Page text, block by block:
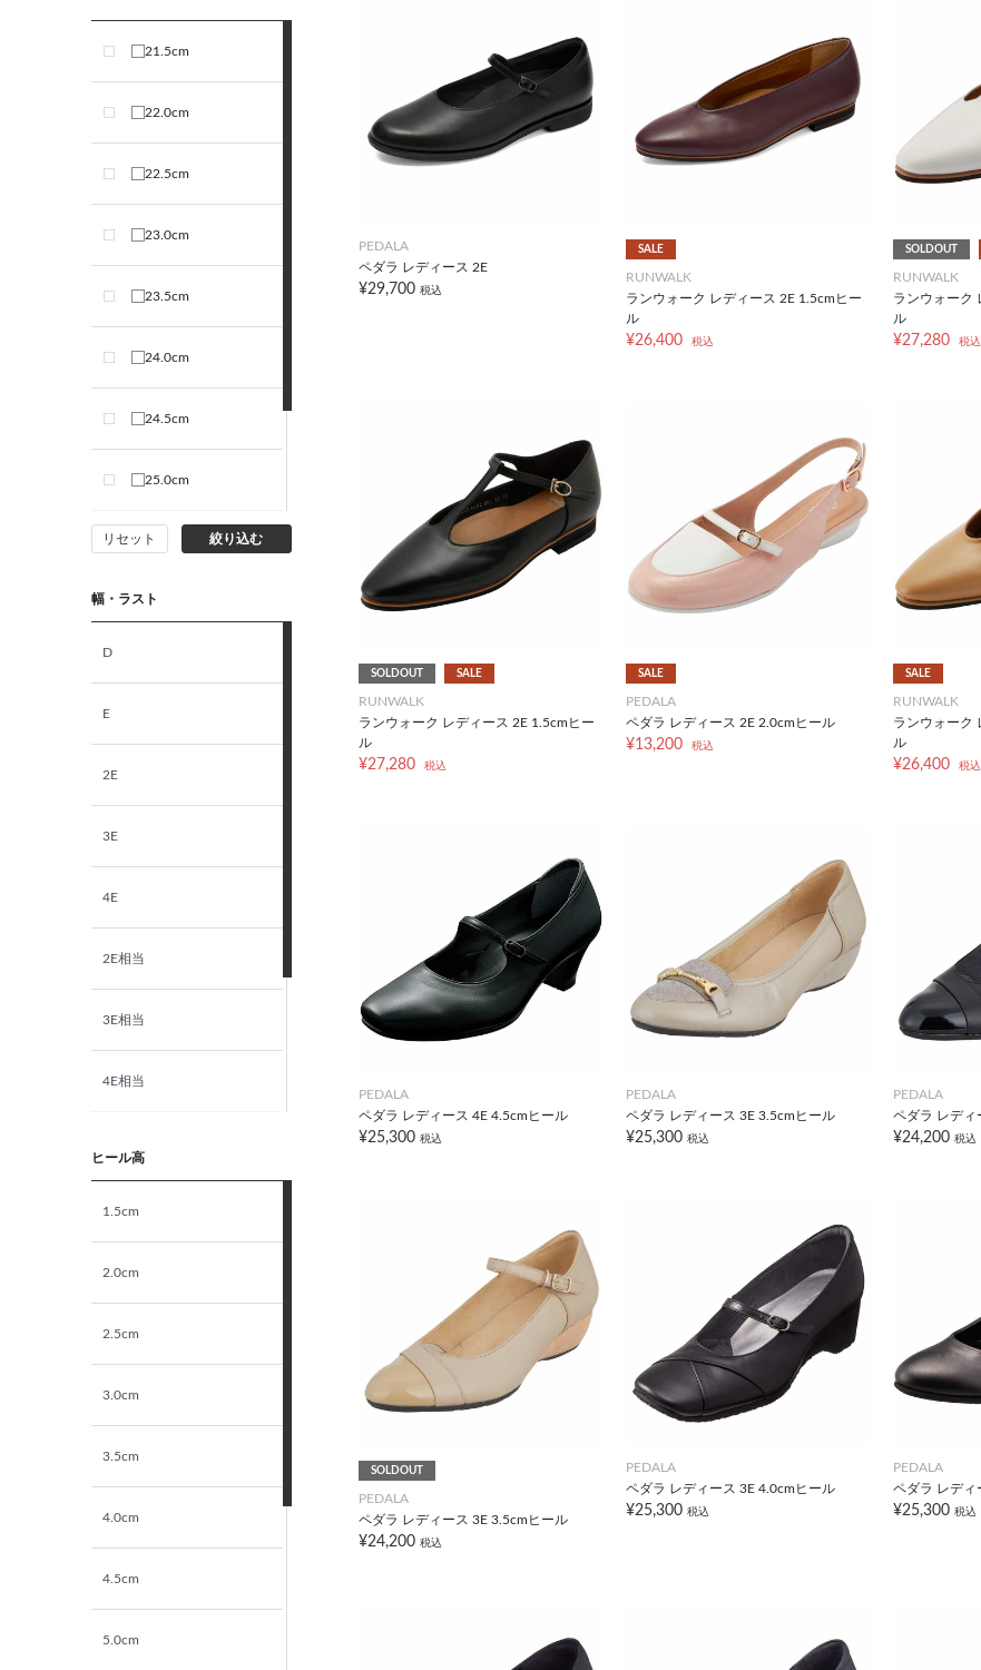
21.5cm
22.0cm
22.5cm
23.0cm
23.5cm
24.0cm
24.5cm
25.0cm
25.5cm
26.0cm
リセット 絞り込む
幅・ラスト
D
E
2E
3E
4E
2E相当
3E相当
4E相当
ヒール高
1.5cm
2.0cm
2.5cm
3.0cm
3.5cm
4.0cm
4.5cm
5.0cm
PEDALA
ペダラ レディース 2E
¥29,700 税込
SALE
RUNWALK
ランウォーク レディース 2E 1.5cmヒー
ル
¥26,400 税込
SOLDOUT
RUNWALK
ランウォーク
ル
¥27,280 税込
SOLDOUT SALE
RUNWALK
ランウォーク レディース 2E 1.5cmヒー
ル
¥27,280 税込
SALE
PEDALA
ペダラ レディース 2E 2.0cmヒール
¥13,200 税込
SALE
RUNWALK
ランウォーク
ル
¥26,400 税込
PEDALA
ペダラ レディース 4E 4.5cmヒール
¥25,300 税込
PEDALA
ペダラ レディース 3E 3.5cmヒール
¥25,300 税込
PEDALA
ペダラ レディ
¥24,200 税込
SOLDOUT
PEDALA
ペダラ レディース 3E 3.5cmヒール
¥24,200 税込
PEDALA
ペダラ レディース 3E 4.0cmヒール
¥25,300 税込
PEDALA
ペダラ レディ
¥25,300 税込